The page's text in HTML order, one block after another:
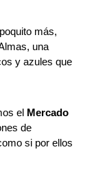
más,
una
y azules que
el Mercado
de
si por ellos